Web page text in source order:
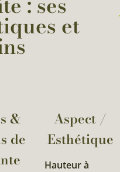
et
&
de
Aspect /
Esthétique
Hauteur à